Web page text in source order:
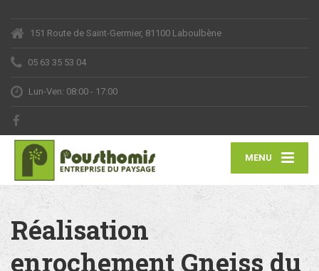
151 Route de Saint-Germier, 81100 Laboulbène
05 63 35 53 04
Lun-Ven: 08:00 - 17:00
MENU
Réalisation
enrochement Gneiss du